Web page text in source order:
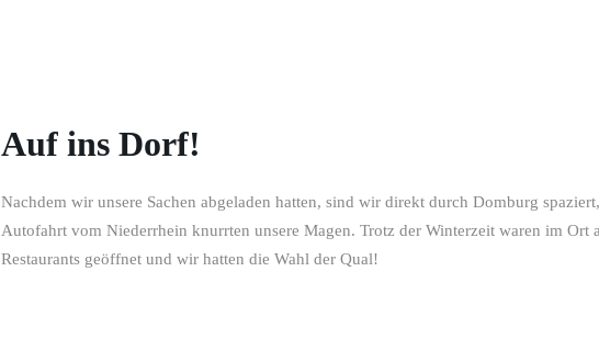
Auf ins Dorf!
Nachdem wir unsere Sachen abgeladen hatten, sind wir direkt durch Domburg
Autofahrt vom Niederrhein knurrten unsere Magen. Trotz der Winterzeit waren im Ort
Restaurants geöffnet und wir hatten die Wahl der Qual!